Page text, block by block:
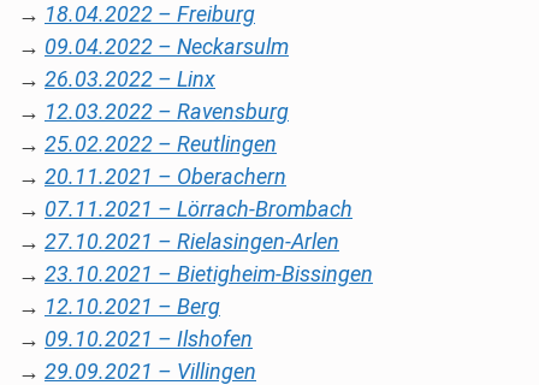
→ 18.04.2022 – Freiburg
→ 09.04.2022 – Neckarsulm
→ 26.03.2022 – Linx
→ 12.03.2022 – Ravensburg
→ 25.02.2022 – Reutlingen
→ 20.11.2021 – Oberachern
→ 07.11.2021 – Lörrach-Brombach
→ 27.10.2021 – Rielasingen-Arlen
→ 23.10.2021 – Bietigheim-Bissingen
→ 12.10.2021 – Berg
→ 09.10.2021 – Ilshofen
→ 29.09.2021 – Villingen